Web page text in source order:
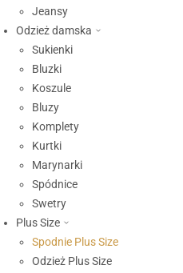
Jeansy
Odzież damska
Sukienki
Bluzki
Koszule
Bluzy
Komplety
Kurtki
Marynarki
Spódnice
Swetry
Plus Size
Spodnie Plus Size
Odzież Plus Size